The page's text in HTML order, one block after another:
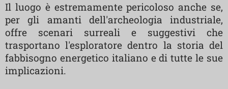
Il luogo è estremamente pericoloso anche se,
per gli amanti dell'archeologia industriale,
offre scenari surreali e suggestivi che
trasportano l'esploratore dentro la storia del
fabbisogno energetico italiano e di tutte le sue
implicazioni.